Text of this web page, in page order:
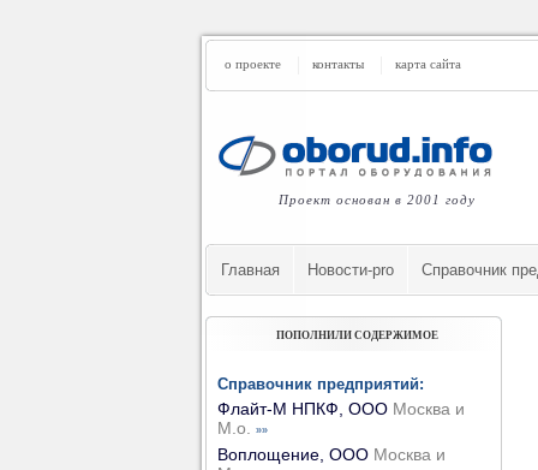
о проекте контакты карта сайта
Проект основан в 2001 году
Главная Новости-pro Cправочник
ПОПОЛНИЛИ СОДЕРЖИМОЕ
Справочник предприятий:
Флайт-М НПКФ, ООО Москва и
М.о.
»»
Воплощение, ООО Москва и